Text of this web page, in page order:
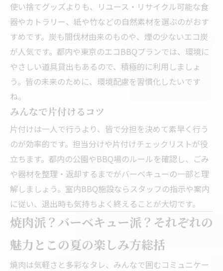
使い捨てグッズよりも、リユース・リサイクル可能な食
器やカトラリー、紙や竹などの自然素材を選ぶのがおす
すめです。炭も間伐材由来のものや、煙の少ないエコ炭
が人気です。都内や東京のエコBBQプランでは、環境に
やさしい道具貸出もあるので、積極的に利用しましょ
う。皆の未来のために、環境配慮を習慣化したいです
ね。
みんなで片付けるコツ
片付けは一人で行うより、皆で分担を決めて素早く行う
のが効率的です。担当分けや片付けチェックリストが役
立ちます。都内の公園やBBQ場のルールを確認し、ごみ
や器材を整理・返却するまでがバーベキューの一部と理
解しましょう。室内BBQ施設ならスタッフの指示や案内
に従い、退出時も気持ちよく終えることが大切です。
焼肉派？バーベキュー派？それぞれの
魅力とこの夏の楽しみ方総括
焼肉は気軽さと多彩なタレ、みんなで囲むコミュニケー